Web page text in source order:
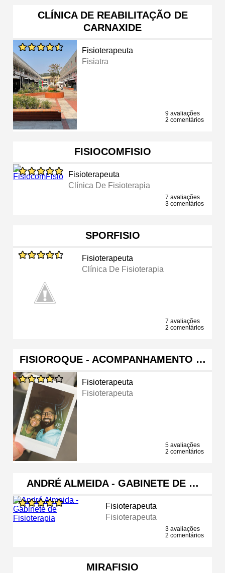
CLÍNICA DE REABILITAÇÃO DE
CARNAXIDE
Fisioterapeuta
Fisiatra
9 avaliações
2 comentários
FISIOCOMFISIO
Fisioterapeuta
Clínica De Fisioterapia
7 avaliações
3 comentários
SPORFISIO
Fisioterapeuta
Clínica De Fisioterapia
7 avaliações
2 comentários
FISIOROQUE - ACOMPANHAMENTO …
Fisioterapeuta
Fisioterapeuta
5 avaliações
2 comentários
ANDRÉ ALMEIDA - GABINETE DE …
Fisioterapeuta
Fisioterapeuta
3 avaliações
2 comentários
MIRAFISIO